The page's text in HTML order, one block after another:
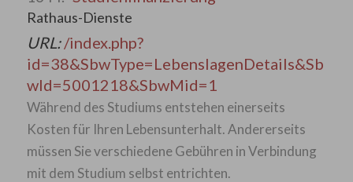
Rathaus-Dienste
URL:/index.php?
id=38&SbwType=LebenslagenDetails&Sb
wId=5001218&SbwMid=1
Während des Studiums entstehen einerseits
Kosten für Ihren Lebensunterhalt. Andererseits
müssen Sie verschiedene Gebühren in Verbindung
mit dem Studium selbst entrichten.